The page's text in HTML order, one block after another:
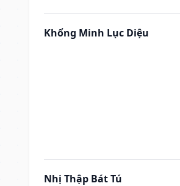
Khổng Minh Lục Diệu
Nhị Thập Bát Tú